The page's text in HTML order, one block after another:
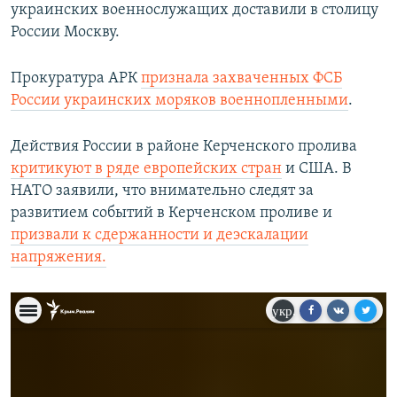
украинских военнослужащих доставили в столицу
России Москву.​
Прокуратура АРКпризнала захваченных ФСБ
России украинских моряков военнопленными.
Действия России в районе Керченского пролива
критикуют в ряде европейских стран и США. В
НАТО заявили, что внимательно следят за
развитием событий в Керченском проливе и
призвали к сдержанности и деэскалации
напряжения.